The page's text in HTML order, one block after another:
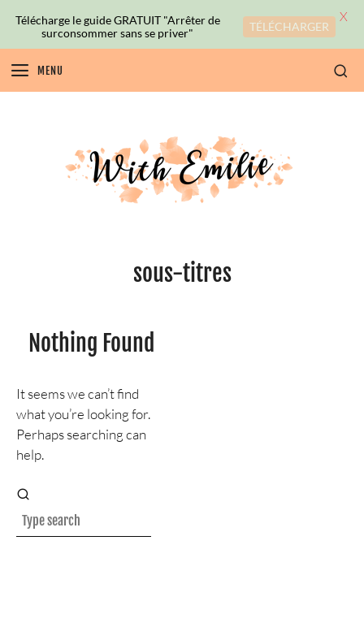
MENU
sous-titres
Nothing Found
It seems we can’t find
what you’re looking for.
Perhaps searching can
help.
Télécharge le guide GRATUIT "Arrêter de
surconsommer sans se priver"
TÉLÉCHARGER
X